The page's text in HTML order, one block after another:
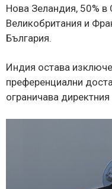
Нова Зеландия, 50%
Великобритания и
България.
Индия остава
преференциални
ограничава